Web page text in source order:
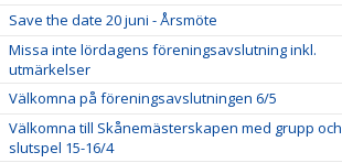
Save the date 20 juni - Årsmöte
Missa inte lördagens föreningsavslutning inkl.
utmärkelser
Välkomna på föreningsavslutningen 6/5
Välkomna till Skånemästerskapen med grupp och
slutspel 15-16/4